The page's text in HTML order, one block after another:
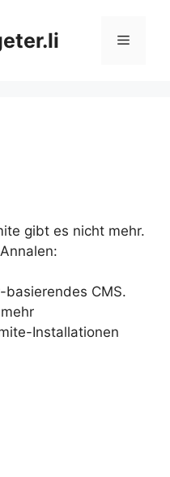
Menü
gibt es nicht mehr.
basierendes CMS.
Installationen